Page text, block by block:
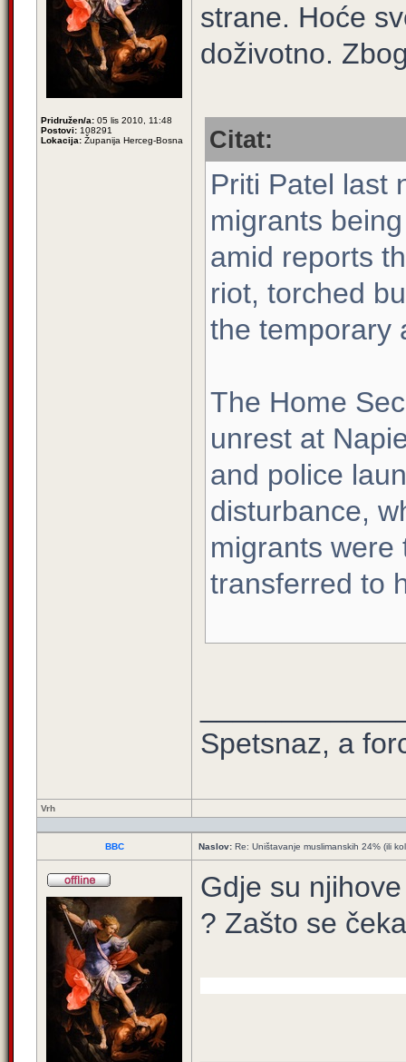
Pridružen/a: 05 lis 2010, 11:48
Postovi: 108291
Lokacija: Županija Herceg-Bosna
strane. Hoće
doživotno.
Citat:
Priti Patel last
migrants
amid reports
riot, torched
the temporary
The Home
unrest at
and police
disturbance,
migrants were
transferred to
Spetsnaz, a
Vrh
BBC Naslov: Re: Uništavanje muslimanskih 24% (ili
Gdje su
? Zašto se